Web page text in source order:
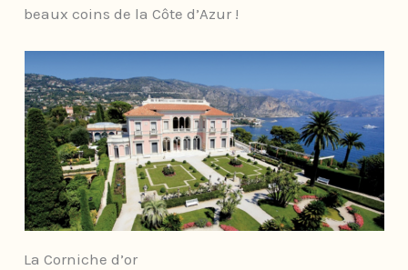
beaux coins de la Côte d’Azur !
La Corniche d’or